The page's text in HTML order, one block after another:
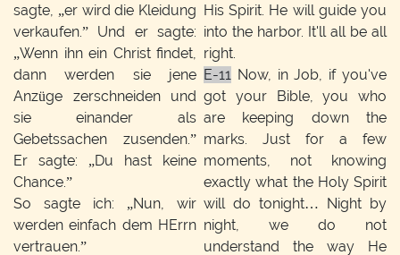
sagte, „er wird die Kleidung
verkaufen.” Und er sagte:
„Wenn ihn ein Christ findet,
dann werden sie jene
Anzüge zerschneiden und
sie einander als
Gebetssachen zusenden.”
Er sagte: „Du hast keine
Chance.”
So sagte ich: „Nun, wir
werden einfach dem HErrn
vertrauen.”
His Spirit. He will guide you
into the harbor. It'll all be all
right.
E-11 Now, in Job, if you've
got your Bible, you who
are keeping down the
marks. Just for a few
moments, not knowing
exactly what the Holy Spirit
will do tonight… Night by
night, we do not
understand the way He